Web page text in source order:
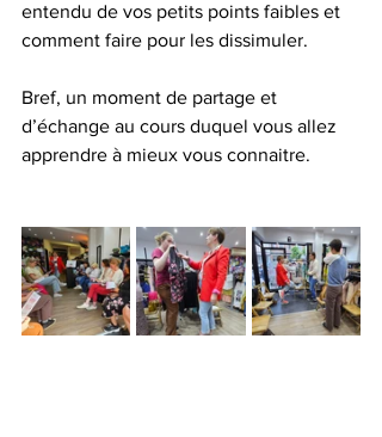
entendu de vos petits points faibles et
comment faire pour les dissimuler.
Bref, un moment de partage et
d’échange au cours duquel vous allez
apprendre à mieux vous connaitre.